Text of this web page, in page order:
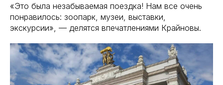
«Это была незабываемая поездка! Нам все очень
понравилось: зоопарк, музеи, выставки,
экскурсии», — делятся впечатлениями Крайновы.